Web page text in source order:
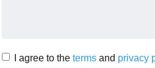
I agree to the terms and privacy